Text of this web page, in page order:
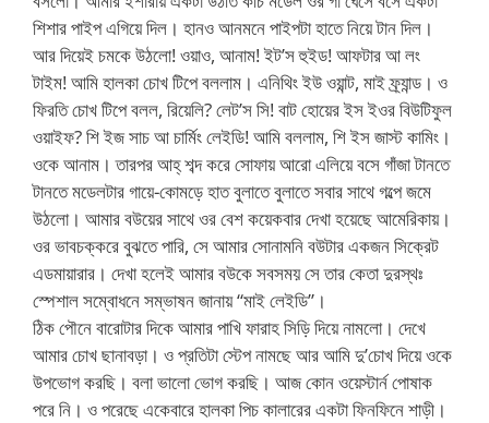
শিশার পাইপ এগিয়ে দিল। হানও আনমনে পাইপটা হাতে নিয়ে টান দিল।
আর দিয়েই চমকে উঠলো! ওয়াও, আনাম! ইট’স হুইড! আফটার আ লং
টাইম! আমি হালকা চোখ টিপে বললাম। এনিথিং ইউ ওয়ান্ট, মাই ফ্র্যান্ড। ও
ফিরতি চোখ টিপে বলল, রিয়েলি? লেট’স সি! বাট হোয়ের ইস ইওর বিউটিফুল
ওয়াইফ? শি ইজ সাচ আ চার্মিং লেইডি! আমি বললাম, শি ইস জাস্ট কামিং।
ওকে আনাম। তারপর আহ্ শব্দ করে সোফায় আরো এলিয়ে বসে গাঁজা টানতে
টানতে মডেলটার গায়ে-কোমড়ে হাত বুলাতে বুলাতে সবার সাথে গল্পে জমে
উঠলো। আমার বউয়ের সাথে ওর বেশ কয়েকবার দেখা হয়েছে আমেরিকায়।
ওর ভাবচক্করে বুঝতে পারি, সে আমার সোনামনি বউটার একজন সিক্রেট
এডমায়ারার। দেখা হলেই আমার বউকে সবসময় সে তার কেতা দুরস্থঃ
স্পেশাল সম্বোধনে সম্ভাষন জানায় “মাই লেইডি”।
ঠিক পৌনে বারোটার দিকে আমার পাখি ফারাহ সিড়ি দিয়ে নামলো। দেখে
আমার চোখ ছানাবড়া। ও প্রতিটা স্টেপ নামছে আর আমি দু’চোখ দিয়ে ওকে
উপভোগ করছি। বলা ভালো ভোগ করছি। আজ কোন ওয়েস্টার্ন পোষাক
পরে নি। ও পরেছে একেবারে হালকা পিচ কালারের একটা ফিনফিনে শাড়ী।